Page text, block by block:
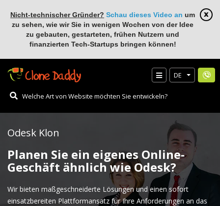
Nicht-technischer Gründer? Schau dieses Video an um
zu sehen, wie wir Sie in wenigen Wochen von der Idee
zu gebauten, gestarteten, frühen Nutzern und
finanzierten Tech-Startups bringen können!
DE
Odesk Klon
Planen Sie ein eigenes Online-
Geschäft ähnlich wie Odesk?
Wir bieten maßgeschneiderte Lösungen und einen sofort
einsatzbereiten Plattformansatz für Ihre Anforderungen an das